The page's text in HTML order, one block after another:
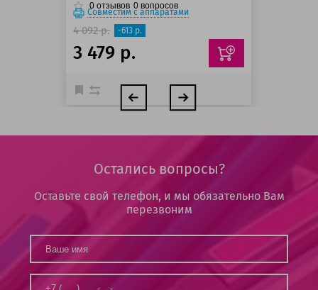
0 отзывов 0 вопросов
Совместим с аппаратами
4 092 р. -613 р.
3 479 р.
Остались вопросы?
Оставьте свой телефон, и мы обязательно Вам
перезвоним